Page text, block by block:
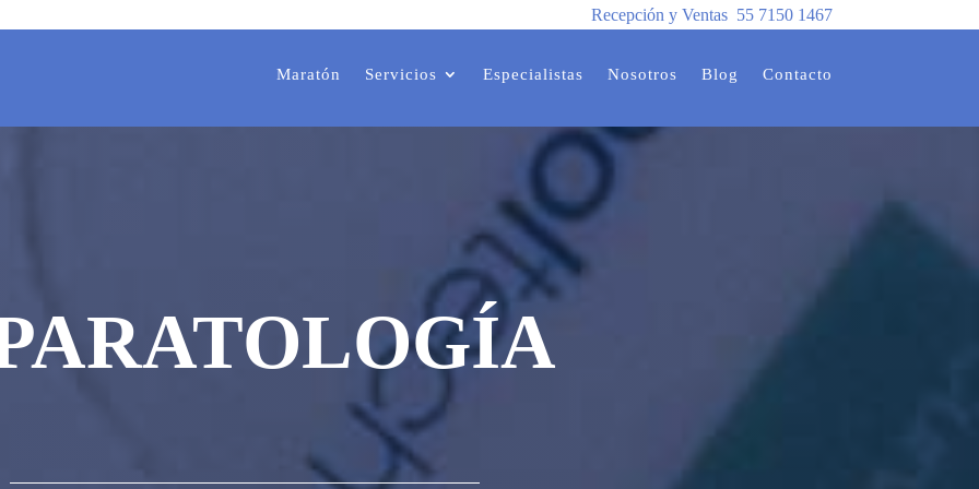
Maratón Servicios Especialistas Nosotros Blog Contacto
Recepción y Ventas 55 7150 1467